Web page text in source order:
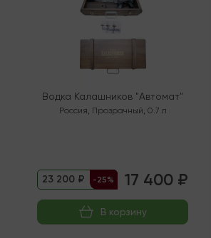
Водка Калашников "Автомат"
Россия, Прозрачный, 0.7 л
23 200 ₽ -25% 17 400 ₽
В корзину